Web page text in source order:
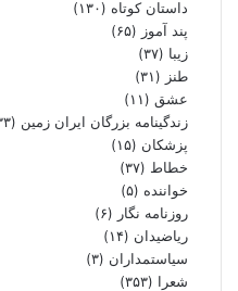
داستان کوتاه (۱۳۰)
پند آموز (۶۵)
زیبا (۳۷)
طنز (۳۱)
عشق (۱۱)
زندگینامه بزرگان ایران زمین (۴۳۳)
پزشکان (۱۵)
خطاط (۳۷)
خواننده (۵)
روزنامه نگار (۶)
ریاضیدان (۱۴)
سیاستمداران (۳)
شعرا (۳۵۳)